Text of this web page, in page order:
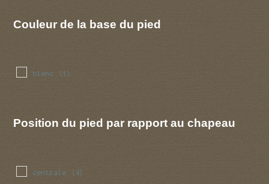
Couleur de la base du pied
blanc (1)
Position du pied par rapport au chapeau
centrale (4)